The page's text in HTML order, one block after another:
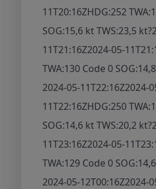
11T20:16ZHDG:252
SOG:15,6 kt TWS:23,5 kt?
11T21:16Z2024-05-
TWA:130 Code 0
2024-05-11T22:16Z2024-
11T22:16ZHDG:250
SOG:14,6 kt TWS:20,2 kt?
11T23:16Z2024-05-
TWA:129 Code 0
2024-05-12T00:16Z2024-